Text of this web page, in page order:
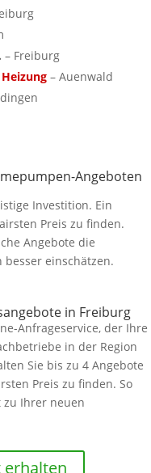
– Freiburg
Heizung – Auenwald
Angeboten
Investition. Ein
Preis zu finden.
Angebote die
einschätzen.
in Freiburg
Anfrageservice, der Ihre
in der Region
Sie bis zu 4 Angebote
Preis zu finden. So
zu Ihrer neuen
erhalten